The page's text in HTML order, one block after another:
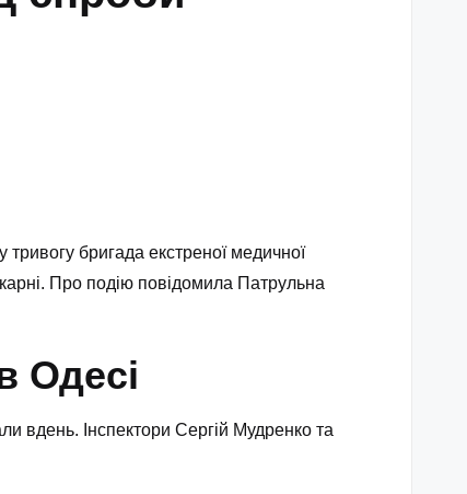
тривогу бригада екстреної медичної
Про подію повідомила Патрульна
Одесі
вдень. Інспектори Сергій Мудренко та